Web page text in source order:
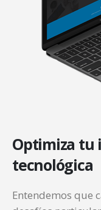
Optimiza tu
tecnológica
Entendemos que